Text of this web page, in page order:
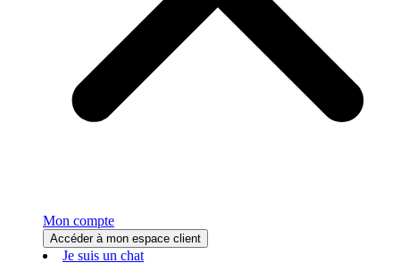
Mon compte
Accéder à mon espace client
Je suis un chat